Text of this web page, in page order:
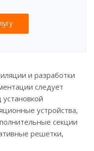
и разработки
следует
устройства,
секции
решетки,